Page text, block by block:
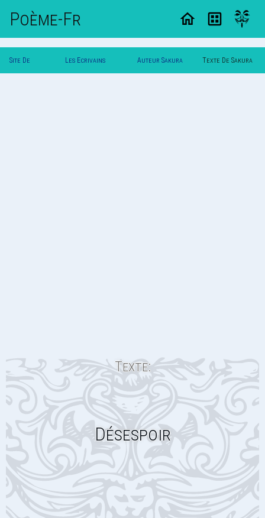
Poème-Fr
Site De Les Ecrivains Auteur Sakura Texte De Sakura
Texte:
Désespoir